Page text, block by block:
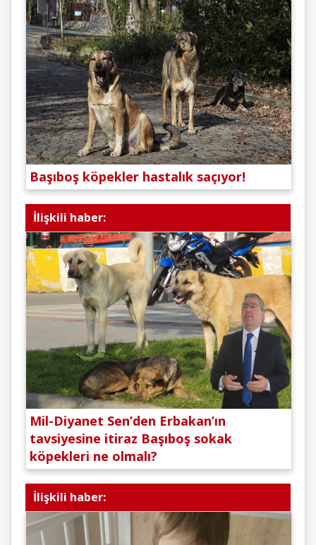
Başıboş köpekler hastalık saçıyor!
İlişkili haber:
Mil-Diyanet Sen’den Erbakan’ın
tavsiyesine itiraz Başıboş sokak
köpekleri ne olmalı?
İlişkili haber: